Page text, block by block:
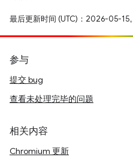
最后更新时间 (UTC)：2026-05-15。
参与
提交 bug
查看未处理完毕的问题
相关内容
Chromium 更新